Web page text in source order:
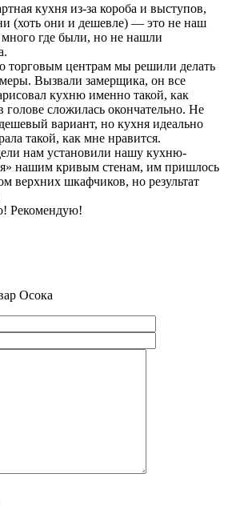
кухня из-за короба и выступов,
(хоть они и дешевле) — это не наш
где были, но не нашли
торговым центрам мы решили делать
Вызвали замерщика, он все
кухню именно такой, как
голове сложилась окончательно. Не
вариант, но кухня идеально
такой, как мне нравится.
нам установили нашу кухню-
нашим кривым стенам, им пришлось
верхних шкафчиков, но результат
Рекомендую!
Осока